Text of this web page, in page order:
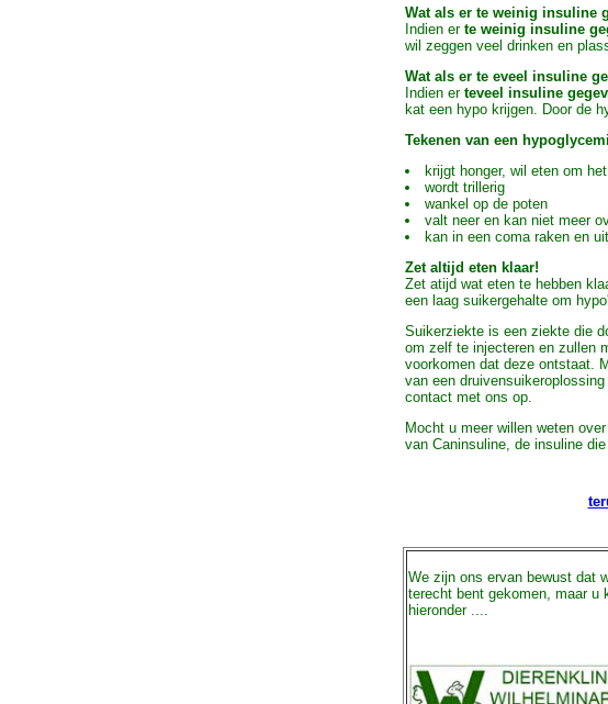
Wat als er te weinig insuline
Indien er te weinig insuline
wil zeggen veel drinken en
Wat als er te eveel insuline
Indien er teveel insuline
kat een hypo krijgen. Door de
Tekenen van een
krijgt honger, wil eten om
wordt trillerig
wankel op de poten
valt neer en kan niet meer
kan in een coma raken en
Zet altijd eten klaar!
Zet atijd wat eten te hebben
een laag suikergehalte om
Suikerziekte is een ziekte die
om zelf te injecteren en zullen
voorkomen dat deze ontstaat.
van een
contact met ons op.
Mocht u meer willen weten
van Caninsuline, de insuline
We zijn ons ervan bewust dat
terecht bent gekomen, maar u
hieronder ....